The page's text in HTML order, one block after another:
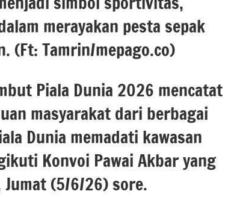
merayakan pesta sepak
(Ft: Tamrin/mepago.co)
Piala Dunia 2026 mencatat
masyarakat dari berbagai
Dunia memadati kawasan
Konvoi Pawai Akbar yang
(5/6/26) sore.